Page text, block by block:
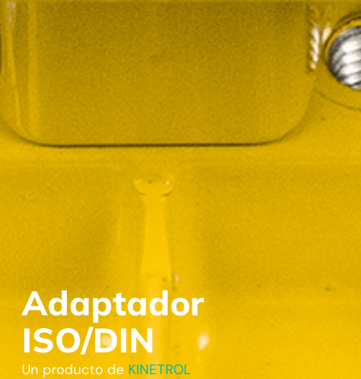
Adaptador
ISO/DIN
Un producto de KINETROL